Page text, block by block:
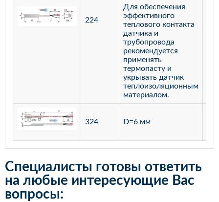
224
Для обеспечения
эффективного
теплового контакта
датчика и
трубопровода
рекомендуется
применять
термопасту и
укрывать датчик
теплоизоляционным
материалом.
324 D=6 мм
Специалисты готовы ответить
на любые интересующие Вас
вопросы: